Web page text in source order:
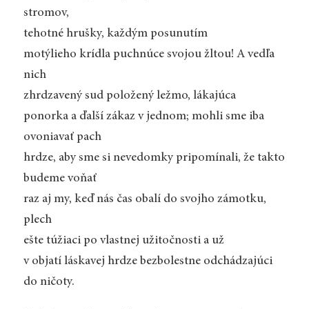
stromov,
tehotné hrušky, každým posunutím
motýlieho krídla puchnúce svojou žltou! A vedľa
nich
zhrdzavený sud položený ležmo, lákajúca
ponorka a ďalší zákaz v jednom; mohli sme iba
ovoniavať pach
hrdze, aby sme si nevedomky pripomínali, že takto
budeme voňať
raz aj my, keď nás čas obalí do svojho zámotku,
plech
ešte túžiaci po vlastnej užitočnosti a už
v objatí láskavej hrdze bezbolestne odchádzajúci
do ničoty.